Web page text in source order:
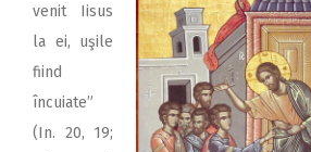
venit Iisus
la ei, uşile
fiind
încuiate”
(In. 20, 19;